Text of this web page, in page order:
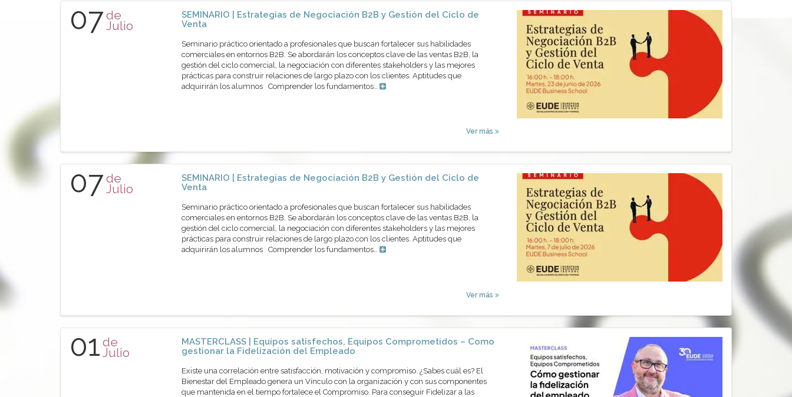
07de
Julio
SEMINARIO | Estrategias de Negociación B2B y Gestión del Ciclo de
Venta
Seminario práctico orientado a profesionales que buscan fortalecer sus habilidades
comerciales en entornos B2B. Se abordarán los conceptos clave de las ventas B2B, la
gestión del ciclo comercial, la negociación con diferentes stakeholders y las mejores
prácticas para construir relaciones de largo plazo con los clientes. Aptitudes que
adquirirán los alumnos Comprender los fundamentos…
Ver más
07de
Julio
SEMINARIO | Estrategias de Negociación B2B y Gestión del Ciclo de
Venta
Seminario práctico orientado a profesionales que buscan fortalecer sus habilidades
comerciales en entornos B2B. Se abordarán los conceptos clave de las ventas B2B, la
gestión del ciclo comercial, la negociación con diferentes stakeholders y las mejores
prácticas para construir relaciones de largo plazo con los clientes. Aptitudes que
adquirirán los alumnos Comprender los fundamentos…
Ver más
01 de
Julio
MASTERCLASS | Equipos satisfechos, Equipos Comprometidos – Como
gestionar la Fidelización del Empleado
Existe una correlación entre satisfacción, motivación y compromiso. ¿Sabes cuál es? El
Bienestar del Empleado genera un Vínculo con la organización y con sus componentes
que mantenida en el tiempo fortalece el Compromiso. Para conseguir Fidelizar a las